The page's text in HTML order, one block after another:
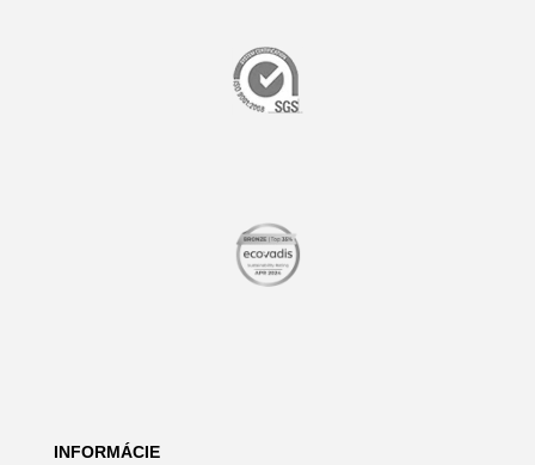
INFORMÁCIE